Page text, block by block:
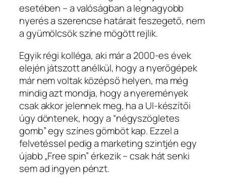
esetében – a valóságban a legnagyobb
nyerés a szerencse határait feszegető, nem
a gyümölcsök színe mögött rejlik.
Egyik régi kolléga, aki már a 2000‑es évek
elején játszott anélkül, hogy a nyerőgépek
már nem voltak középső helyen, ma még
mindig azt mondja, hogy a nyeremények
csak akkor jelennek meg, ha a UI‑készítői
úgy döntenek, hogy a “négyszögletes
gomb” egy színes gömböt kap. Ezzel a
felvetéssel pedig a marketing szintjén egy
újabb „Free spin” érkezik – csak hát senki
sem ad ingyen pénzt.